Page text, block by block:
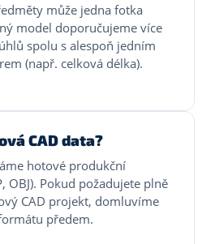
může jedna fotka
model doporučujeme více
spolu s alespoň jedním
(např. celková délka).
CAD data?
hotové produkční
OBJ). Pokud požadujete plně
CAD projekt, domluvíme
předem.